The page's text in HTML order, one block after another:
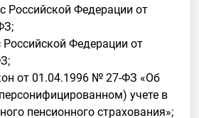
Российской Федерации от
Федерации от
от 01.04.1996 № 27-ФЗ «Об
учете в
пенсионного страхования»;